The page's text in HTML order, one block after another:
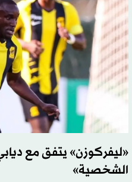
«ليفركوزن» يتفق مع
الشخصية»